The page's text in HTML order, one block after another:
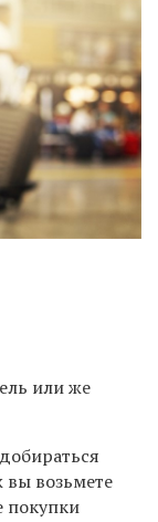
или же
вы возьмете
покупки